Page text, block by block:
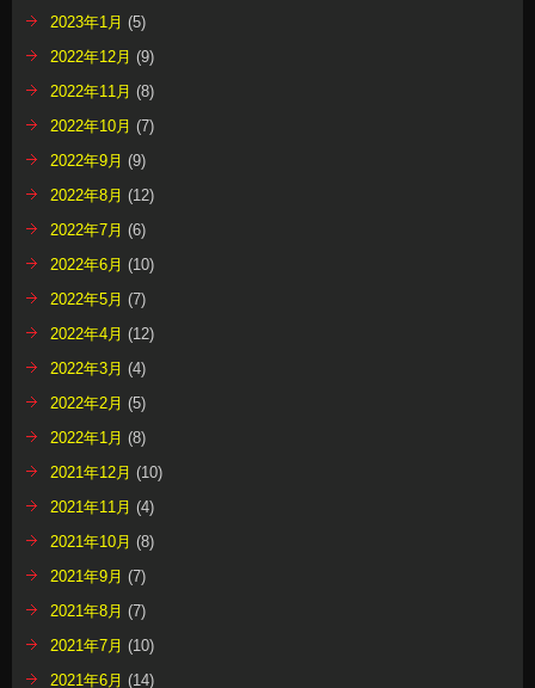
2023年1月 (5)
2022年12月 (9)
2022年11月 (8)
2022年10月 (7)
2022年9月 (9)
2022年8月 (12)
2022年7月 (6)
2022年6月 (10)
2022年5月 (7)
2022年4月 (12)
2022年3月 (4)
2022年2月 (5)
2022年1月 (8)
2021年12月 (10)
2021年11月 (4)
2021年10月 (8)
2021年9月 (7)
2021年8月 (7)
2021年7月 (10)
2021年6月 (14)